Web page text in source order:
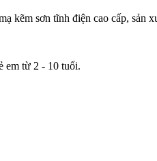
kẽm sơn tĩnh điện cao cấp, sản
em từ 2 - 10 tuổi.